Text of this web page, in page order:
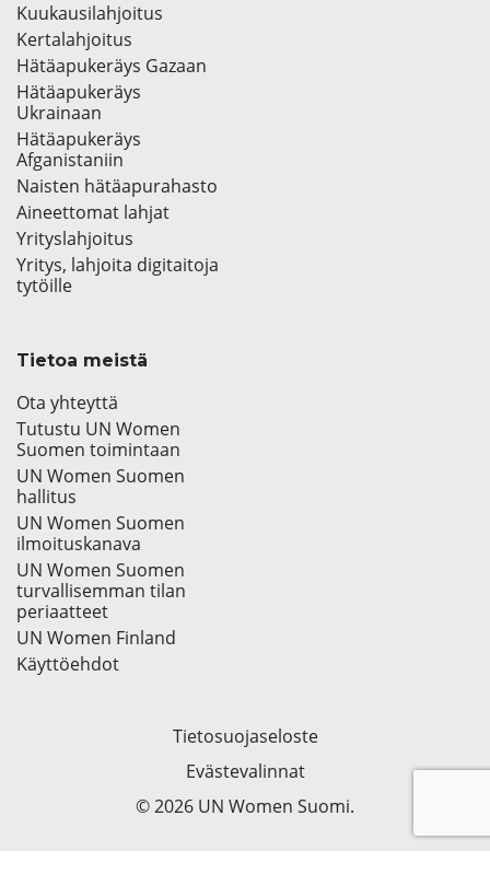
Kuukausilahjoitus
Kertalahjoitus
Hätäapukeräys Gazaan
Hätäapukeräys
Ukrainaan
Hätäapukeräys
Afganistaniin
Naisten hätäapurahasto
Aineettomat lahjat
Yrityslahjoitus
Yritys, lahjoita digitaitoja
tytöille
Tietoa meistä
Ota yhteyttä
Tutustu UN Women
Suomen toimintaan
UN Women Suomen
hallitus
UN Women Suomen
ilmoituskanava
UN Women Suomen
turvallisemman tilan
periaatteet
UN Women Finland
Käyttöehdot
Tietosuojaseloste
Evästevalinnat
© 2026 UN Women Suomi.